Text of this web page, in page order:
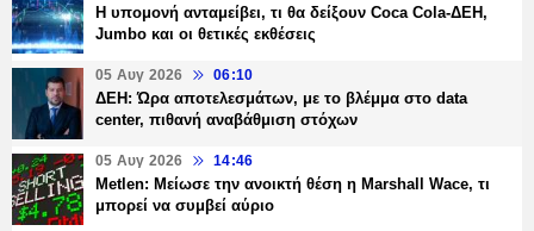
Η υπομονή ανταμείβει, τι θα δείξουν Coca Cola-ΔΕΗ,
Jumbo και οι θετικές εκθέσεις
05 Αυγ 2026 06:10
ΔΕΗ: Ώρα αποτελεσμάτων, με το βλέμμα στο data
center, πιθανή αναβάθμιση στόχων
05 Αυγ 2026 14:46
Metlen: Μείωσε την ανοικτή θέση η Marshall Wace, τι
μπορεί να συμβεί αύριο